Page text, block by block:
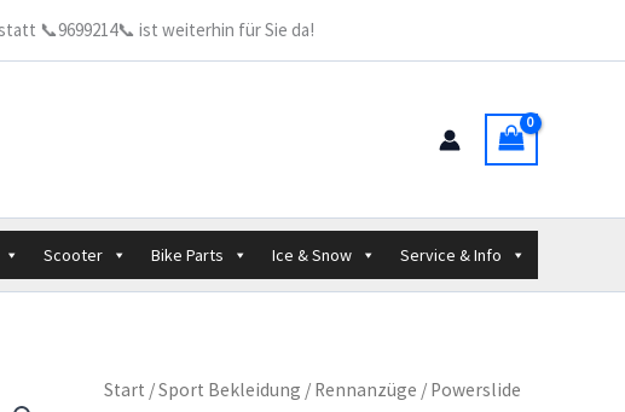
📞9699214📞 ist weiterhin für Sie da!
Scooter Bike Parts Ice & Snow Service & Info
Start /Sport Bekleidung / Rennanzüge / Powerslide